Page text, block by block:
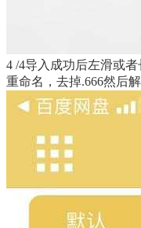
4 /4导入成功后左滑或
重命名，去掉.666然后解